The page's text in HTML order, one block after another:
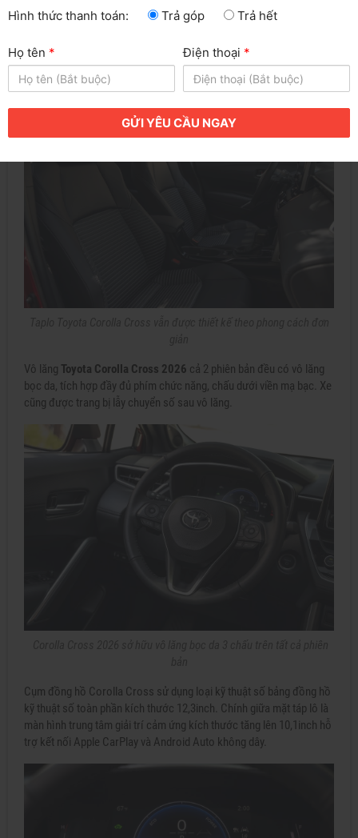
Vô lăng Toyota Corolla Cross 2026 cả 2 phiên bản đều có vô lăng
bọc da, tích hợp đầy đủ phím chức năng, chấu dưới viền mạ bạc. Xe
cũng được trang bị lẫy chuyển số sau vô lăng.
Cụm đồng hồ Corolla Cross sử dụng loại kỹ thuật số bảng đồng hồ
kỹ thuật số toàn phần kích thước 12,3inch. Chính giữa mặt táp lô là
màn hình trung tâm giải trí cảm ứng kích thước tăng lên 10,1inch hỗ
trợ kết nối Apple CarPlay và Android Auto không dây.
Hình thức thanh toán: Trả góp Trả hết
Họ tên * Điện thoại *
GỬI YÊU CẦU NGAY